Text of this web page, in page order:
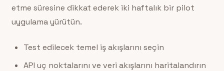
etme süresine dikkat ederek iki haftalık bir pilot
uygulama yürütün.
Test edilecek temel iş akışlarını seçin
API uç noktalarını ve veri akışlarını haritalandırın